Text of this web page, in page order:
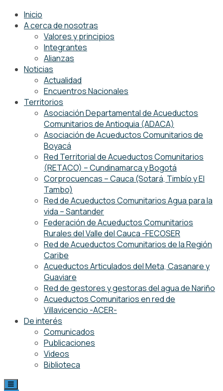
Inicio
A cerca de nosotras
Valores y principios
Integrantes
Alianzas
Noticias
Actualidad
Encuentros Nacionales
Territorios
Asociación Departamental de Acueductos
Comunitarios de Antioquia (ADACA)
Asociación de Acueductos Comunitarios de
Boyacá
Red Territorial de Acueductos Comunitarios
(RETACO) – Cundinamarca y Bogotá
Corprocuencas – Cauca (Sotará, Timbío y El
Tambo)
Red de Acueductos Comunitarios Agua para la
vida – Santander
Federación de Acueductos Comunitarios
Rurales del Valle del Cauca -FECOSER
Red de Acueductos Comunitarios de la Región
Caribe
Acueductos Articulados del Meta, Casanare y
Guaviare
Red de gestores y gestoras del agua de Nariño
Acueductos Comunitarios en red de
Villavicencio -ACER-
De interés
Comunicados
Publicaciones
Videos
Biblioteca